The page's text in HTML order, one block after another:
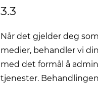
3.3
Når det gjelder deg
medier, behandler vi
med det formål å
tjenester.